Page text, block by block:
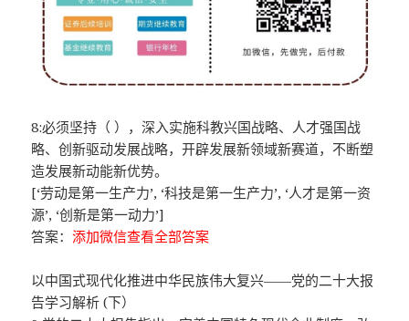
8:必须坚持（ ），深入实施科教兴国战略、人才强国战
略、创新驱动发展战略，开辟发展新领域新赛道，不断塑
造发展新动能新优势。
[‘劳动是第一生产力’, ‘科技是第一生产力’, ‘人才是第一资
源’, ‘创新是第一动力’]
答案：添加微信查看全部答案
以中国式现代化推进中华民族伟大复兴——党的二十大报
告学习解析 (下）